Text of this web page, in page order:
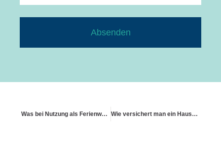
Absenden
Was bei Nutzung als Ferienwohnung zu beachten ist Wie versichert man ein Hausboot als Wohngebäude?